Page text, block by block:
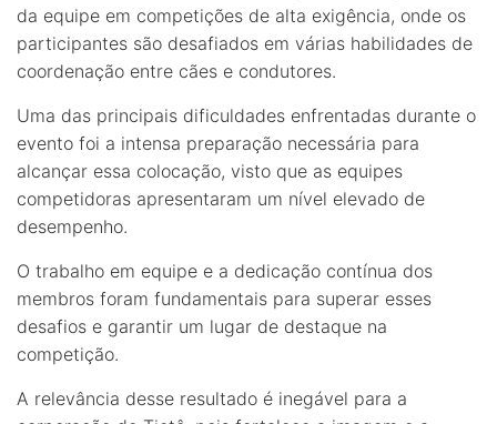
da equipe em competições de alta exigência, onde os
participantes são desafiados em várias habilidades de
coordenação entre cães e condutores.
Uma das principais dificuldades enfrentadas durante o
evento foi a intensa preparação necessária para
alcançar essa colocação, visto que as equipes
competidoras apresentaram um nível elevado de
desempenho.
O trabalho em equipe e a dedicação contínua dos
membros foram fundamentais para superar esses
desafios e garantir um lugar de destaque na
competição.
A relevância desse resultado é inegável para a